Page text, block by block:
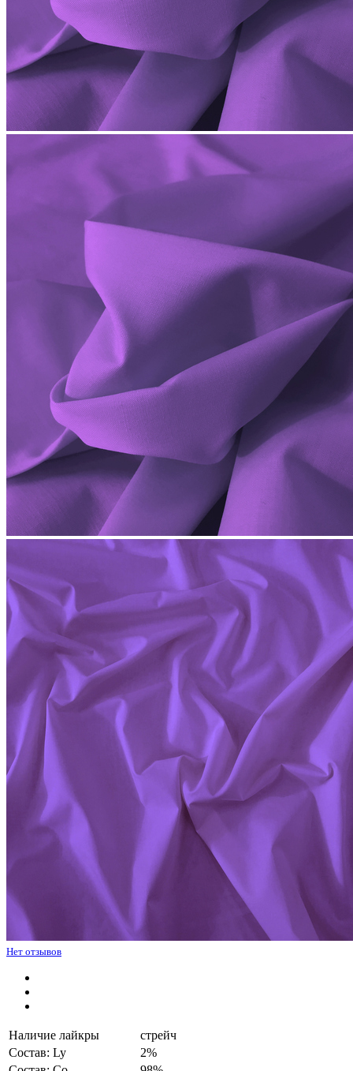
Нет отзывов
Наличие лайкры
стрейч
Состав: Ly
2%